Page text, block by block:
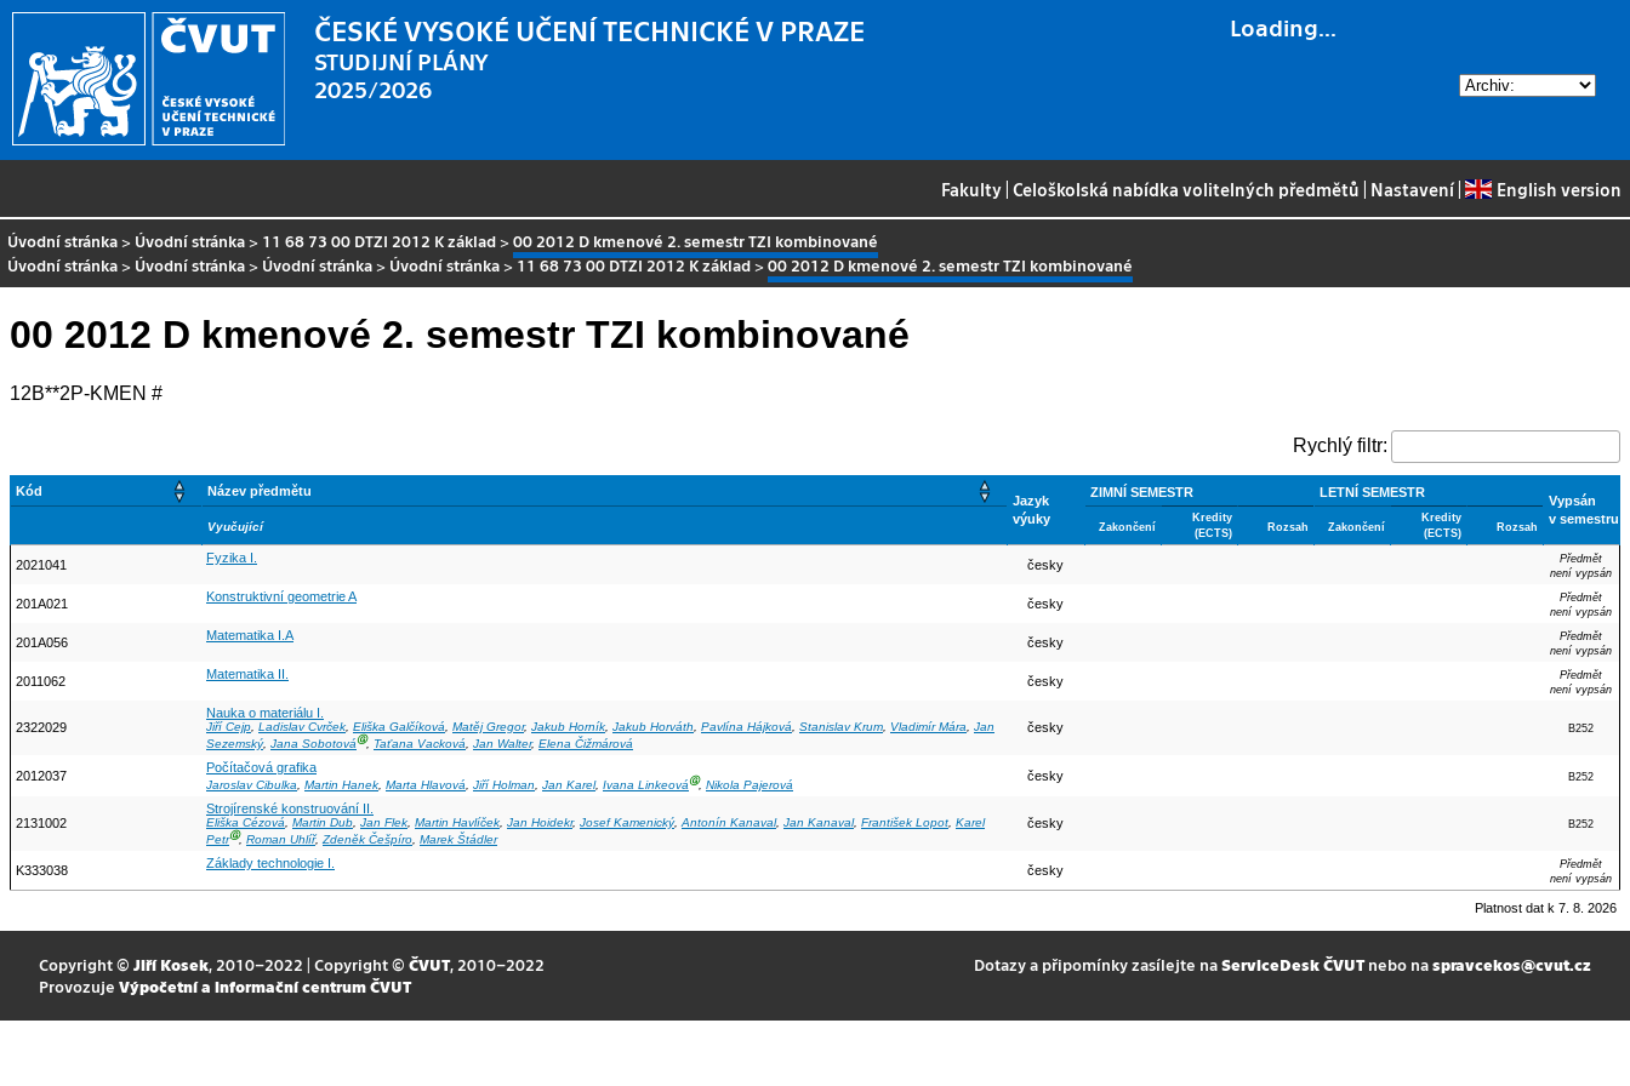
Loading...
ČESKÉ VYSOKÉ UČENÍ TECHNICKÉ V PRAZE
STUDIJNÍ PLÁNY
2025/2026
Fakulty |Celoškolská nabídka volitelných předmětů Nastavení| English version
Úvodní stránka > Úvodní stránka > 11 68 73 00 DTZI 2012 K základ >00 2012 D kmenové 2. semestr TZI kombinované
Úvodní stránka > Úvodní stránka > Úvodní stránka > Úvodní stránka >11 68 73 00 DTZI 2012 K základ>00 2012 D kmenové 2. semestr TZI kombinované
00 2012 D kmenové 2. semestr TZI kombinované
12B**2P-KMEN #
Rychlý filtr:
Kód Název předmětu
Jazyk
výuky
ZIMNÍ SEMESTR LETNÍ SEMESTR
Vypsán
v semestru
Vyučující Zakončení
Kredity
(ECTS)
Rozsah Zakončení
Kredity
(ECTS)
Rozsah
2021041 Fyzika I. česky
Předmět
není vypsán
201A021 Konstruktivní geometrie A česky
Předmět
není vypsán
201A056 Matematika I.A česky
Předmět
není vypsán
2011062 Matematika II. česky
Předmět
není vypsán
2322029
Nauka o materiálu I.
Jiří Cejp, Ladislav Cvrček, Eliška Galčíková, Matěj Gregor, Jakub Horník, Jakub Horváth, Pavlína Hájková, Stanislav Krum, Vladimír Mára, Jan
Sezemský, Jana SobotováⒼ, Taťana Vacková, Jan Walter, Elena Čižmárová
česky B252
2012037
Počítačová grafika
Jaroslav Cibulka, Martin Hanek, Marta Hlavová, Jiří Holman, Jan Karel, Ivana LinkeováⒼ, Nikola Pajerová
česky B252
2131002
Strojírenské konstruování II.
Eliška Cézová, Martin Dub, Jan Flek, Martin Havlíček, Jan Hoidekr, Josef Kamenický,Antonín Kanaval, Jan Kanaval, František Lopot, Karel
PetrⒼ, Roman Uhlíř,Zdeněk Češpíro, Marek Štádler
česky B252
K333038 Základy technologie I. česky
Předmět
není vypsán
Platnost dat k 7. 8. 2026
Copyright © Jiří Kosek, 2010–2022 | Copyright © ČVUT, 2010–2022
Provozuje Výpočetní a informační centrum ČVUT
Dotazy a připomínky zasílejte naServiceDesk ČVUTnebo naspravcekos@cvut.cz